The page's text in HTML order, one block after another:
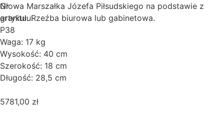
Nr
artykułu:
P38
Głowa Marszałka Józefa Piłsudskiego na podstawie z
granitu. Rzeźba biurowa lub gabinetowa.
Waga: 17 kg
Wysokość: 40 cm
Szerokość: 18 cm
Długość: 28,5 cm
5781,00 zł